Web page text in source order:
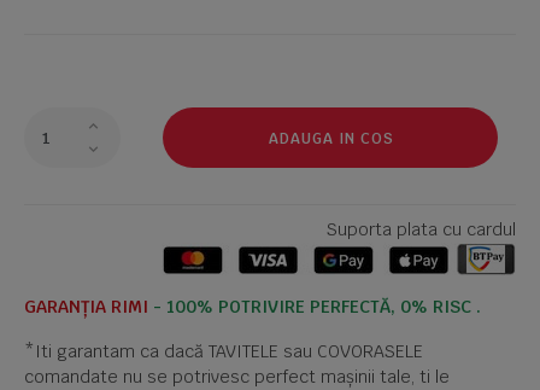
ADAUGA IN COS
Suporta plata cu cardul
GARANȚIA RIMI - 100% POTRIVIRE PERFECTĂ, 0% RISC .
*Iti garantam ca dacă TAVITELE sau COVORASELE
comandate nu se potrivesc perfect mașinii tale, ti le